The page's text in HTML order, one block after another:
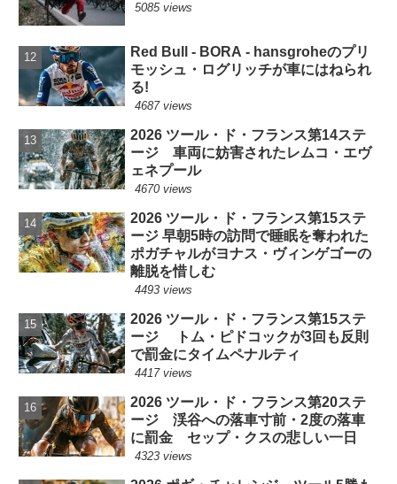
5085 views
Red Bull - BORA - hansgroheのプリ
モッシュ・ログリッチが車にはねられ
る!
4687 views
2026 ツール・ド・フランス第14ステ
ージ 車両に妨害されたレムコ・エヴ
ェネプール
4670 views
2026 ツール・ド・フランス第15ステ
ージ 早朝5時の訪問で睡眠を奪われた
ポガチャルがヨナス・ヴィンゲゴーの
離脱を惜しむ
4493 views
2026 ツール・ド・フランス第15ステ
ージ トム・ピドコックが3回も反則
で罰金にタイムペナルティ
4417 views
2026 ツール・ド・フランス第20ステ
ージ 渓谷への落車寸前・2度の落車
に罰金 セップ・クスの悲しい一日
4323 views